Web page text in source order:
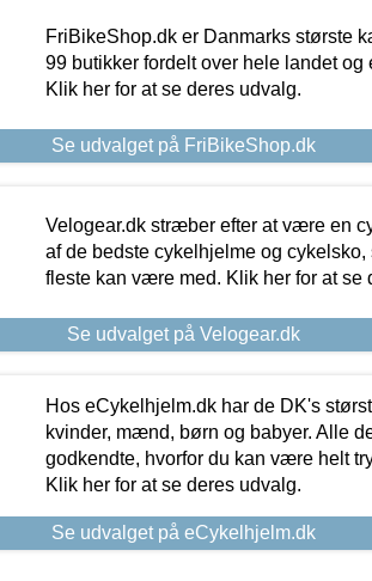
FriBikeShop.dk er Danmarks største
99 butikker fordelt over hele landet og
Klik her for at se deres udvalg.
Se udvalget på FriBikeShop.dk
Velogear.dk stræber efter at være en
af de bedste cykelhjelme og
fleste kan være med. Klik her for at se
Se udvalget på Velogear.dk
Hos eCykelhjelm.dk har de DK's
kvinder, mænd, børn og babyer. Alle
godkendte, hvorfor du kan være helt
Klik her for at se deres udvalg.
Se udvalget på eCykelhjelm.dk